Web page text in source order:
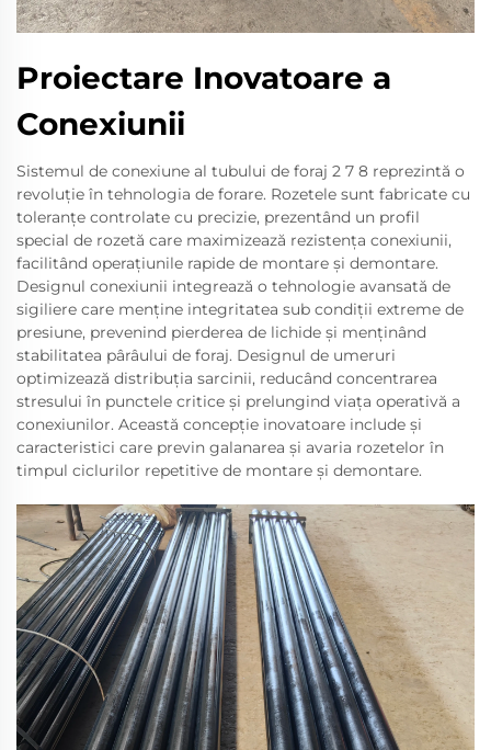
Proiectare Inovatoare a
Conexiunii
Sistemul de conexiune al tubului de foraj 2 7 8 reprezintă o
revoluție în tehnologia de forare. Rozetele sunt fabricate cu
toleranțe controlate cu precizie, prezentând un profil
special de rozetă care maximizează rezistența conexiunii,
facilitând operațiunile rapide de montare și demontare.
Designul conexiunii integrează o tehnologie avansată de
sigiliere care menține integritatea sub condiții extreme de
presiune, prevenind pierderea de lichide și menținând
stabilitatea pârâului de foraj. Designul de umeruri
optimizează distribuția sarcinii, reducând concentrarea
stresului în punctele critice și prelungind viața operativă a
conexiunilor. Această concepție inovatoare include și
caracteristici care previn galanarea și avaria rozetelor în
timpul ciclurilor repetitive de montare și demontare.